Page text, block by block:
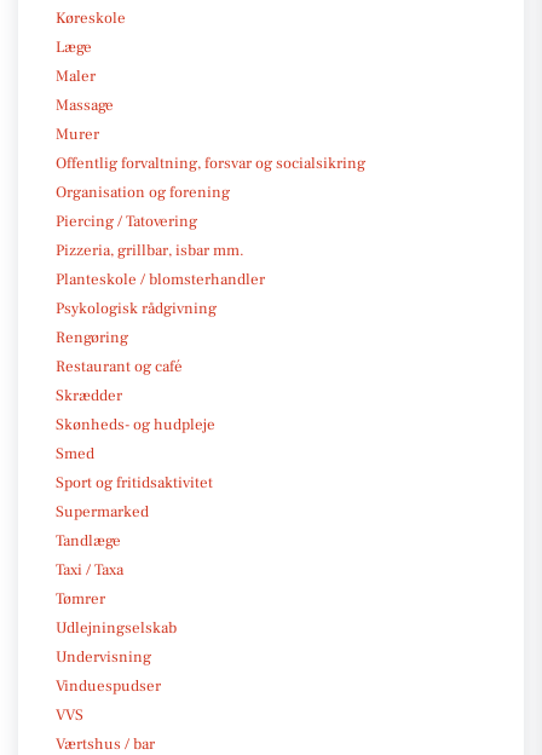
Køreskole
Læge
Maler
Massage
Murer
Offentlig forvaltning, forsvar og socialsikring
Organisation og forening
Piercing / Tatovering
Pizzeria, grillbar, isbar mm.
Planteskole / blomsterhandler
Psykologisk rådgivning
Rengøring
Restaurant og café
Skrædder
Skønheds- og hudpleje
Smed
Sport og fritidsaktivitet
Supermarked
Tandlæge
Taxi / Taxa
Tømrer
Udlejningselskab
Undervisning
Vinduespudser
VVS
Værtshus / bar